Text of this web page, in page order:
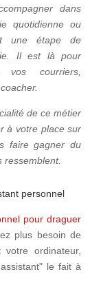
dans
quotidienne ou
une étape de
Il est là pour
vos courriers,
de ce métier
à votre place sur
faire gagner du
ressemblent.
personnel
pour draguer
plus besoin de
ordinateur,
le fait à
!